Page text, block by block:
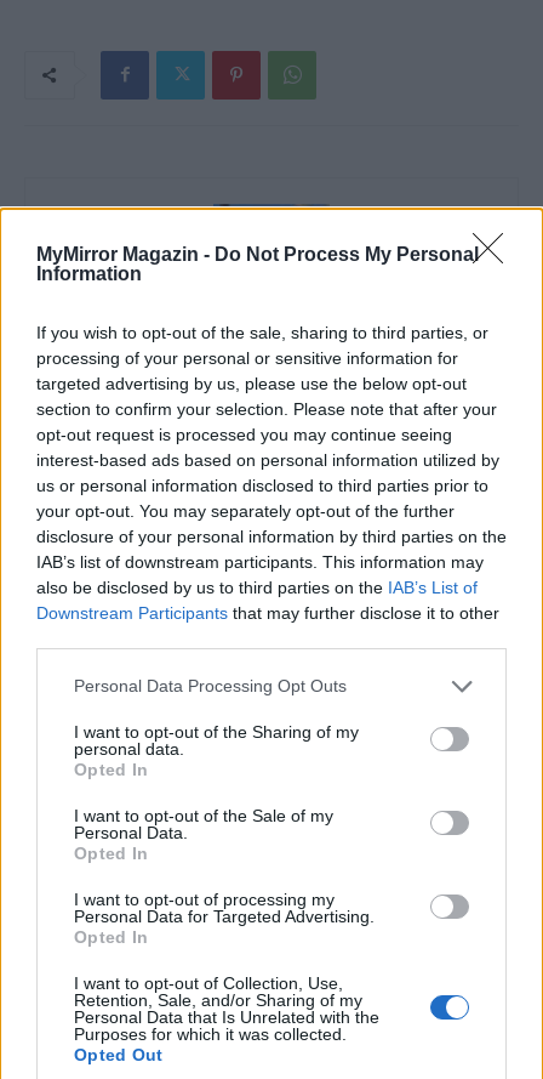
MyMirror Magazin - Do Not Process My Personal
Information
If you wish to opt-out of the sale, sharing to third parties, or
processing of your personal or sensitive information for
targeted advertising by us, please use the below opt-out
section to confirm your selection. Please note that after your
opt-out request is processed you may continue seeing
interest-based ads based on personal information utilized by
us or personal information disclosed to third parties prior to
your opt-out. You may separately opt-out of the further
disclosure of your personal information by third parties on the
IAB’s list of downstream participants. This information may
also be disclosed by us to third parties on the IAB’s List of
Downstream Participants that may further disclose it to other
Personal Data Processing Opt Outs
I want to opt-out of the Sharing of my
personal data.
Opted In
I want to opt-out of the Sale of my
Personal Data.
Opted In
I want to opt-out of processing my
Personal Data for Targeted Advertising.
Opted In
I want to opt-out of Collection, Use,
Retention, Sale, and/or Sharing of my
Personal Data that Is Unrelated with the
Purposes for which it was collected.
Opted Out
Imre Hilda
Oktatás és nevelés területén dolgozom, de minden
szabadidőmben írok. Szeretek belesni a hétköznapok függönye
mögé és közben keresem az embert, a nőt a jól legyártott álarcok
mögött. Néha meséket is írok, de gyakrabban novellákat,
cikkeket és apró vicces történeteket.
Pedig szóltam… – Miért nem hiszünk a